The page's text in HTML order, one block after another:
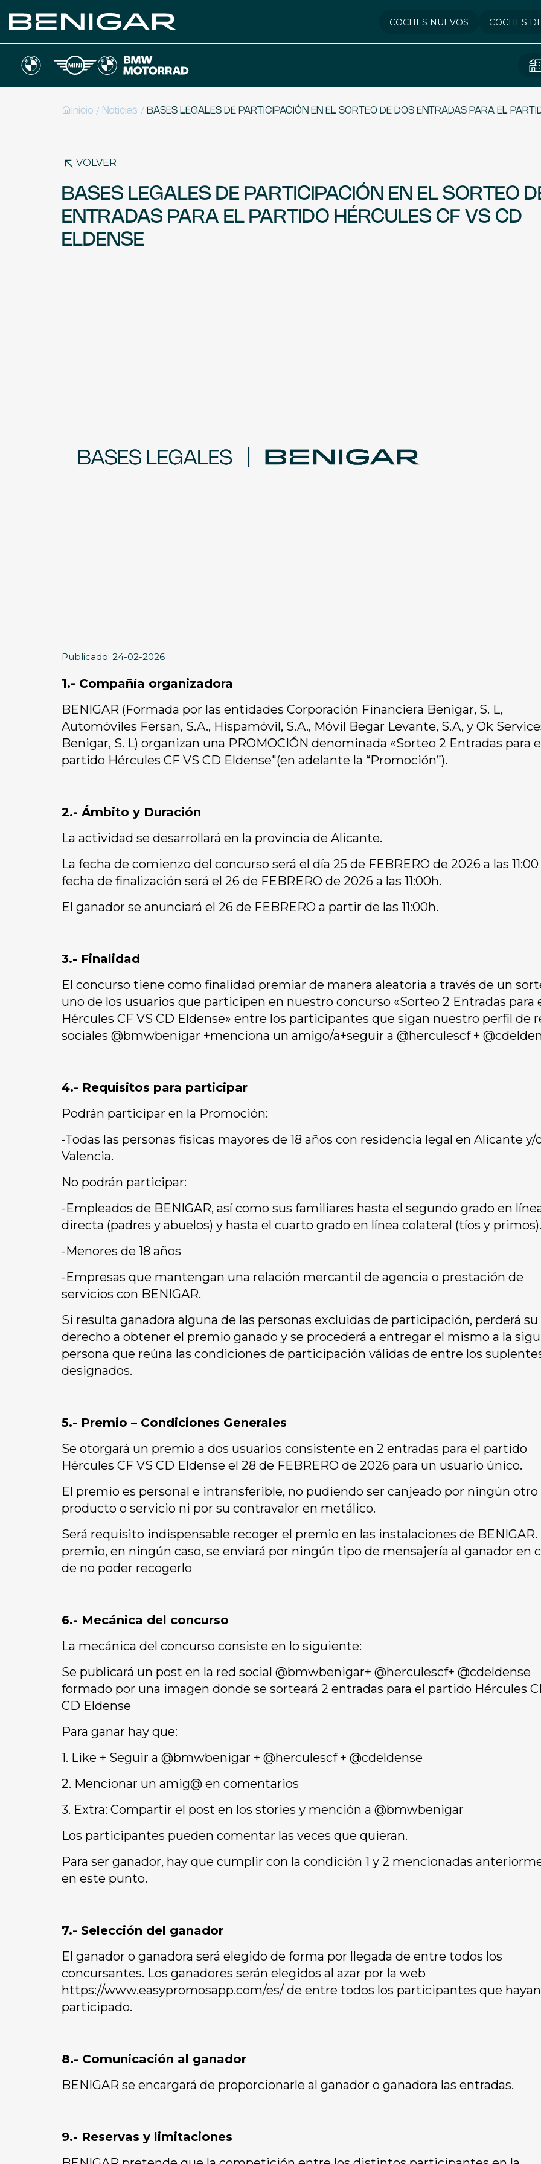
COCHES NUEVOS COCHES
Inicio / Noticias / BASES LEGALES DE PARTICIPACIÓN EN EL SORTEO DE DOS ENTRADAS PARA EL
VOLVER
BASES LEGALES DE PARTICIPACIÓN EN EL SORTEO
ENTRADAS PARA EL PARTIDO HÉRCULES CF VS CD
ELDENSE
Publicado: 24-02-2026
1.- Compañía organizadora
BENIGAR (Formada por las entidades Corporación Financiera Benigar, S. L,
Automóviles Fersan, S.A., Hispamóvil, S.A., Móvil Begar Levante, S.A, y Ok
Benigar, S. L) organizan una PROMOCIÓN denominada «Sorteo 2 Entradas para
partido Hércules CF VS CD Eldense"(en adelante la “Promoción”).
2.- Ámbito y Duración
La actividad se desarrollará en la provincia de Alicante.
La fecha de comienzo del concurso será el día 25 de FEBRERO de 2026 a las 11:00
fecha de finalización será el 26 de FEBRERO de 2026 a las 11:00h.
El ganador se anunciará el 26 de FEBRERO a partir de las 11:00h.
3.- Finalidad
El concurso tiene como finalidad premiar de manera aleatoria a través de un
uno de los usuarios que participen en nuestro concurso «Sorteo 2 Entradas para
Hércules CF VS CD Eldense» entre los participantes que sigan nuestro perfil de
sociales @bmwbenigar +menciona un amigo/a+seguir a @herculescf +
4.- Requisitos para participar
Podrán participar en la Promoción:
-Todas las personas físicas mayores de 18 años con residencia legal en Alicante y/
Valencia.
No podrán participar:
-Empleados de BENIGAR, así como sus familiares hasta el segundo grado en
directa (padres y abuelos) y hasta el cuarto grado en línea colateral (tíos y primos).
-Menores de 18 años
-Empresas que mantengan una relación mercantil de agencia o prestación de
servicios con BENIGAR.
Si resulta ganadora alguna de las personas excluidas de participación, perderá su
derecho a obtener el premio ganado y se procederá a entregar el mismo a la
persona que reúna las condiciones de participación válidas de entre los
designados.
5.- Premio – Condiciones Generales
Se otorgará un premio a dos usuarios consistente en 2 entradas para el partido
Hércules CF VS CD Eldense el 28 de FEBRERO de 2026 para un usuario único.
El premio es personal e intransferible, no pudiendo ser canjeado por ningún otro
producto o servicio ni por su contravalor en metálico.
Será requisito indispensable recoger el premio en las instalaciones de BENIGAR.
premio, en ningún caso, se enviará por ningún tipo de mensajería al ganador en
de no poder recogerlo
6.- Mecánica del concurso
La mecánica del concurso consiste en lo siguiente:
Se publicará un post en la red social @bmwbenigar+ @herculescf+ @cdeldense
formado por una imagen donde se sorteará 2 entradas para el partido Hércules
CD Eldense
Para ganar hay que:
1. Like + Seguir a @bmwbenigar + @herculescf + @cdeldense
2. Mencionar un amig@ en comentarios
3. Extra: Compartir el post en los stories y mención a @bmwbenigar
Los participantes pueden comentar las veces que quieran.
Para ser ganador, hay que cumplir con la condición 1 y 2 mencionadas
en este punto.
7.- Selección del ganador
El ganador o ganadora será elegido de forma por llegada de entre todos los
concursantes. Los ganadores serán elegidos al azar por la web
https://www.easypromosapp.com/es/ de entre todos los participantes que hayan
participado.
8.- Comunicación al ganador
BENIGAR se encargará de proporcionarle al ganador o ganadora las entradas.
9.- Reservas y limitaciones